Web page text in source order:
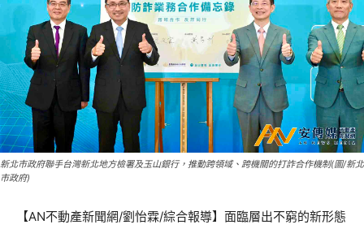
新北市政府聯手台灣新北地方檢署及玉山銀行，推動跨領域、跨機關的打詐合作機制(圖/新北
市政府)
【AN不動產新聞網/劉怡霖/綜合報導】面臨層出不窮的新形態